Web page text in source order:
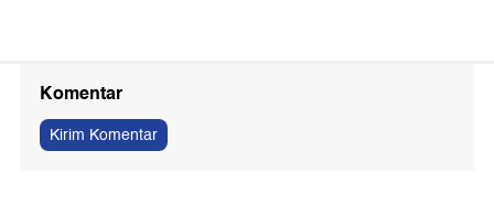
Komentar
Kirim Komentar